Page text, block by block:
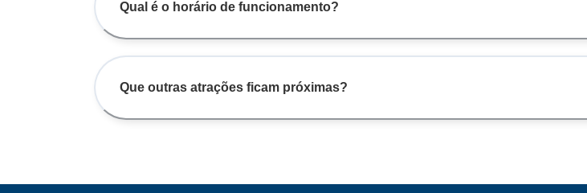
Qual é o horário de funcionamento?
Que outras atrações ficam próximas?